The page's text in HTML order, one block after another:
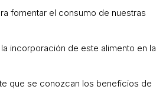
fomentar el consumo de nuestras
incorporación de este alimento en la
que se conozcan los beneficios de